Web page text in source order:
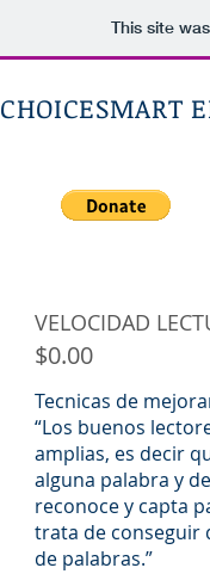
This site
CHOICESMART
VELOCIDAD
$0.00
Tecnicas de
“Los buenos
amplias, es decir
alguna palabra y
reconoce y capta
trata de conseguir
de palabras.”